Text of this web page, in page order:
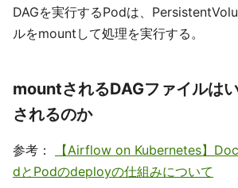
DAGを実行するPodは、
ルをmountして処理を実行する。
mountされるDAGファイルは
されるのか
参考：
【Airflow on Kubernetes】
dとPodのdeployの仕組みについて